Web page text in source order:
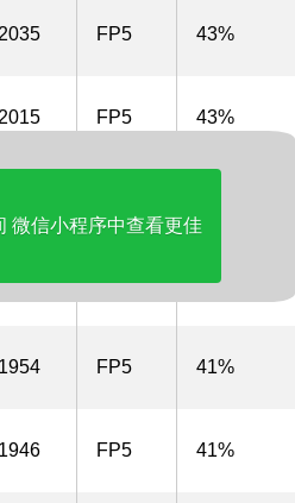
2035 FP5 43%
2015 FP5 43%
FP5 42%
1954 FP5 41%
1946 FP5 41%
微信小程序中查看更佳